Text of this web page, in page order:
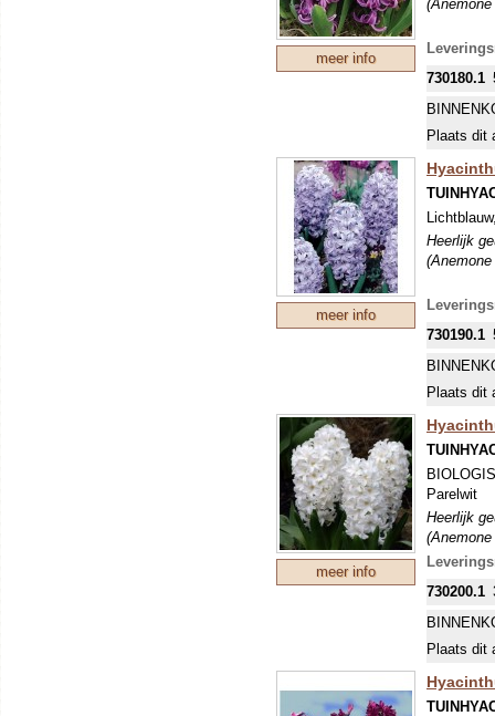
meer info
730180.1
Plaats dit
meer info
Heerlijk
730190.1
Plaats dit
meer info
Parelwit
Heerlijk
730200.1
Plaats dit